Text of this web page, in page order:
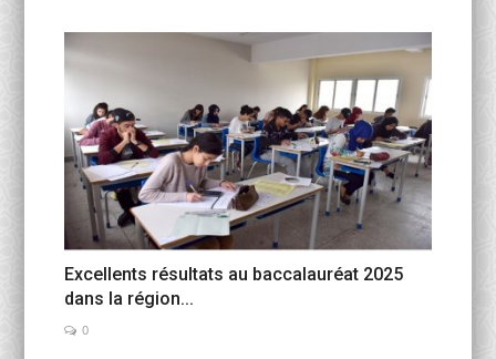
Excellents résultats au baccalauréat 2025
dans la région...
0